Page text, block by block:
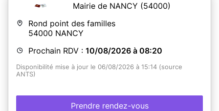
Mairie de NANCY (54000)
Rond point des familles
54000 NANCY
Prochain RDV : 10/08/2026 à 08:20
Disponibilité mise à jour le 06/08/2026 à 15:14 (source
ANTS)
Prendre rendez-vous